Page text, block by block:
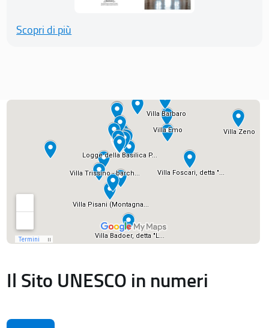
Scopri di più
Il Sito UNESCO in numeri